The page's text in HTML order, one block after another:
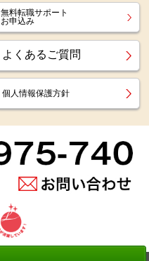
無料転職サポート
お申込み
よくあるご質問
個人情報保護方針